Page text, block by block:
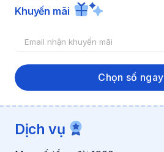
Khuyến mãi
y
ế
E
m
a
i
l
h
n
Chọn số ngay
Dịch vụ